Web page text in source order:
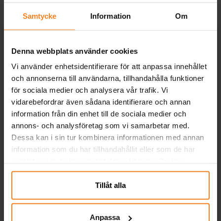
Samtycke Information Om
Denna webbplats använder cookies
Vi använder enhetsidentifierare för att anpassa innehållet
och annonserna till användarna, tillhandahålla funktioner
för sociala medier och analysera vår trafik. Vi
vidarebefordrar även sådana identifierare och annan
information från din enhet till de sociala medier och
annons- och analysföretag som vi samarbetar med.
Dessa kan i sin tur kombinera informationen med annan
information som du har tillhandahållit eller som de har
närsomhelst ändra ditt samtycke.
Tillåt alla
Anpassa
scrunchie i satinlook. Tillverkade av 100 %
polyester för att vara både mjuka och
plats och samtidigt addera en lekfull stil!
Detta är en officiellt licensierad produkt.
: 69,00 kr
69,00 kr
Relaterade produkter
Bluey Hårsnoddar 4-
Lilo & Stitch
Hårsnoddar 4-pack